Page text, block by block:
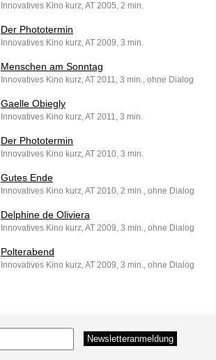
Innovatives Kino kurz, AT 2005, 2 min.
Der Phototermin
Innovatives Kino kurz, AT 2009, 3 min.
Menschen am Sonntag
Innovatives Kino kurz, AT 2011, 3 min., ohne Dialog
Gaelle Obiegly
Innovatives Kino kurz, AT 2011, 3 min.
Der Phototermin
Innovatives Kino kurz, AT 2010, 3 min.
Gutes Ende
Innovatives Kino kurz, AT 2010, 2 min., ohne Dialog
Delphine de Oliviera
Innovatives Kino kurz, AT 2009, 3 min., ohne Dialog
Polterabend
Innovatives Kino kurz, AT 2009, 3 min., ohne Dialog